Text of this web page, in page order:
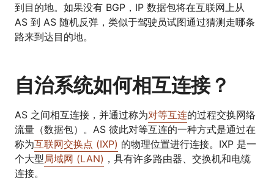
到目的地。如果没有 BGP，IP 数据包将在互联网上从
AS 到 AS 随机反弹，类似于驾驶员试图通过猜测走哪条
路来到达目的地。
自治系统如何相互连接？
AS 之间相互连接，并通过称为对等互连的过程交换网络
流量（数据包）。AS 彼此对等互连的一种方式是通过在
称为互联网交换点 (IXP) 的物理位置进行连接。IXP 是一
个大型局域网 (LAN) ，具有许多路由器、交换机和电缆
连接。